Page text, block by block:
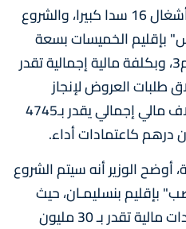
كما أكد الوزير مواصلة إنجاز أشغال 16 سدا كبيرا، والشروع
بإقليم الخميسات بسعة
تخزينية تصل إلى 650 مليون م3، وبكلفة مالية إجمالية تقدر
طلبات العروض لإنجاز
أشغال ثلاث سدود كبرى بغلاف مالي إجمالي يقدر بـ4745
الوزير أنه سيتم الشروع
بإقليم بنسليمـان، حيث
خصصت لهذا المشروع اعتمادات مالية تقدر بـ 30 مليون